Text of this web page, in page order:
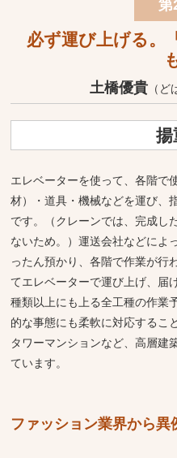
第
必ず運び上げる。
土橋優貴 （
揚
エレベーターを使って、各階で
材）・道具・機械などを運び、
です。（クレーンでは、完成し
ないため。）運送会社などによ
ったん預かり、各階で作業が行
てエレベーターで運び上げ、届
種類以上にも上る全工種の作業
的な事態にも柔軟に対応するこ
タワーマンションなど、高層建
ています。
ファッション業界から異